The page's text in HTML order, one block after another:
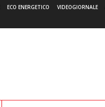
ECO ENERGETICO VIDEOGIORNALE